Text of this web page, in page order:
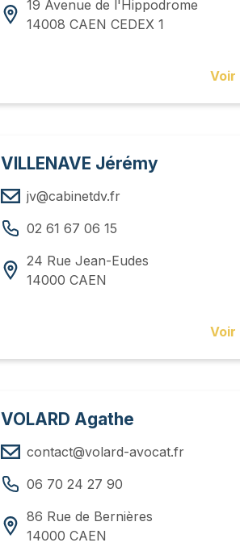
19 Avenue de l'Hippodrome
14008 CAEN CEDEX 1
Voir
VILLENAVE Jérémy
jv@cabinetdv.fr
02 61 67 06 15
24 Rue Jean-Eudes
14000 CAEN
Voir
VOLARD Agathe
contact@volard-avocat.fr
06 70 24 27 90
86 Rue de Bernières
14000 CAEN